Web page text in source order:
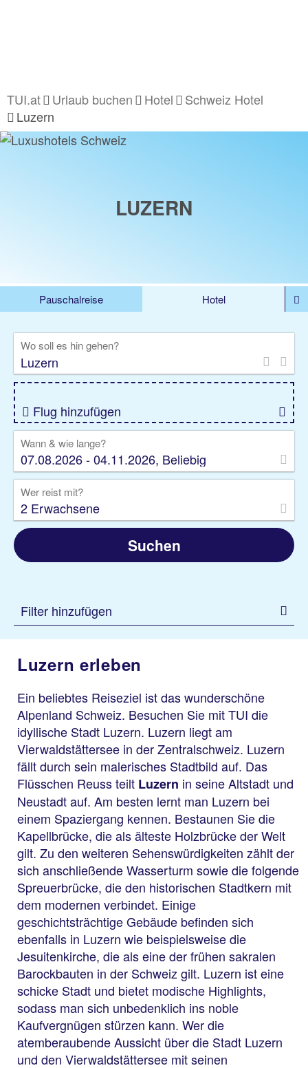
TUI.at Urlaub buchen Hotel
Schweiz Hotel
Luzern
LUZERN
Pauschalreise
Hotel
Rundreise
Kreuzfahrt
Gruppenreise
Camper Privattransfer
Wo soll es hin gehen?
Flug hinzufügen
Wann & wie lange?
07.08.2026 - 04.11.2026, Beliebig
Wer reist mit?
2 Erwachsene
Suchen
Filter hinzufügen
Luzern erleben
Ein beliebtes Reiseziel ist das wunderschöne
Alpenland Schweiz. Besuchen Sie mit TUI die
idyllische Stadt Luzern. Luzern liegt am
Vierwaldstättersee in der Zentralschweiz. Luzern
fällt durch sein malerisches Stadtbild auf. Das
Flüsschen Reuss teilt Luzern in seine Altstadt und
Neustadt auf. Am besten lernt man Luzern bei
einem Spaziergang kennen. Bestaunen Sie die
Kapellbrücke, die als älteste Holzbrücke der Welt
gilt. Zu den weiteren Sehenswürdigkeiten zählt der
sich anschließende Wasserturm sowie die folgende
Spreuerbrücke, die den historischen Stadtkern mit
dem modernen verbindet. Einige
geschichtsträchtige Gebäude befinden sich
ebenfalls in Luzern wie beispielsweise die
Jesuitenkirche, die als eine der frühen sakralen
Barockbauten in der Schweiz gilt. Luzern ist eine
schicke Stadt und bietet modische Highlights,
sodass man sich unbedenklich ins noble
Kaufvergnügen stürzen kann. Wer die
atemberaubende Aussicht über die Stadt Luzern
und den Vierwaldstättersee mit seinen